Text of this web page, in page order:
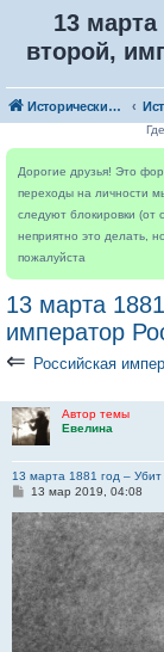
13 марта
второй,
Исторический форум
Дорогие друзья! Это
переходы на личности
следуют блокировки
неприятно это делать,
пожалуйста
13 марта
император
⇐ Российская
Автор темы
Евелина
13 марта 1881 год –
С
о
б
щ
е
н
и
е
13 мар 2019, 04:08